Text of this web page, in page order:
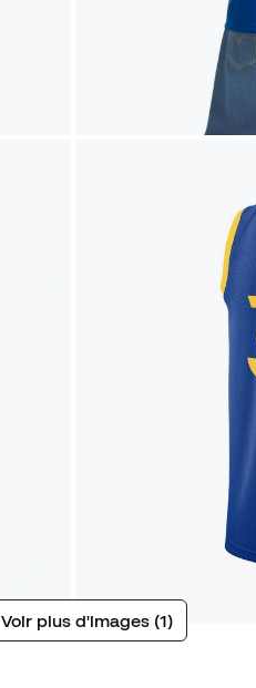
Voir plus d'images (1)